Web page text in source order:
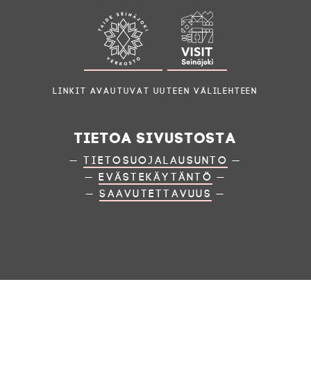
Linkit avautuvat uuteen välilehteen
Tietoa sivustosta
—Tietosuojalausunto —
— Evästekäytäntö —
—Saavutettavuus —